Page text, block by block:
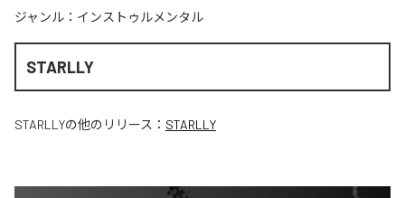
ジャンル： インストゥルメンタル
STARLLY
STARLLYの他のリリース： STARLLY